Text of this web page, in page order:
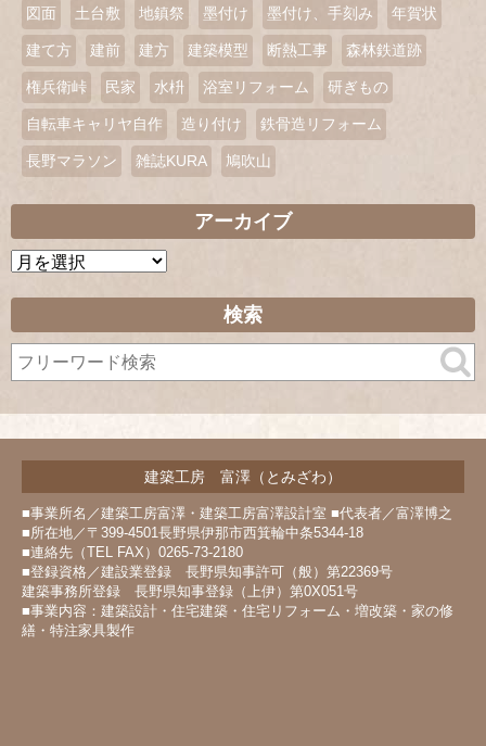
図面 土台敷 地鎮祭 墨付け 墨付け、手刻み 年賀状
建て方 建前 建方 建築模型 断熱工事 森林鉄道跡
権兵衛峠 民家 水枡 浴室リフォーム 研ぎもの
自転車キャリヤ自作 造り付け 鉄骨造リフォーム
長野マラソン 雑誌KURA 鳩吹山
アーカイブ
ア
イ
ブ
検索
建築工房 富澤（とみざわ）
■事業所名／建築工房富澤・建築工房富澤設計室 ■代表者／富澤博之
■所在地／〒399-4501長野県伊那市西箕輪中条5344-18
■連絡先（TEL FAX）0265-73-2180
■登録資格／建設業登録 長野県知事許可（般）第22369号
建築事務所登録 長野県知事登録（上伊）第0X051号
■事業内容：建築設計・住宅建築・住宅リフォーム・増改築・家の修
繕・特注家具製作